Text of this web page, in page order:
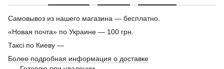
Самовывоз из нашего магазина — бесплатно.
«Новая почта» по Украине — 100 грн.
Таксі по Киеву —
Более подробная информация о доставке